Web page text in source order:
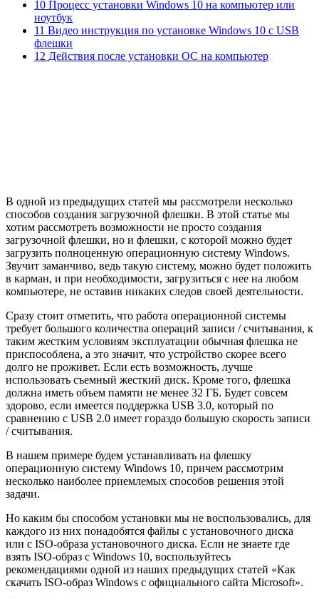
10 Процесс установки Windows 10 на компьютер или
ноутбук
11 Видео инструкция по установке Windows 10 с USB
флешки
12 Действия после установки ОС на компьютер
В одной из предыдущих статей мы рассмотрели несколько
способов создания загрузочной флешки. В этой статье мы
хотим рассмотреть возможности не просто создания
загрузочной флешки, но и флешки, с которой можно будет
загрузить полноценную операционную систему Windows.
Звучит заманчиво, ведь такую систему, можно будет положить
в карман, и при необходимости, загрузиться с нее на любом
компьютере, не оставив никаких следов своей деятельности.
Сразу стоит отметить, что работа операционной системы
требует большого количества операций записи / считывания, к
таким жестким условиям эксплуатации обычная флешка не
приспособлена, а это значит, что устройство скорее всего
долго не проживет. Если есть возможность, лучше
использовать съемный жесткий диск. Кроме того, флешка
должна иметь объем памяти не менее 32 ГБ. Будет совсем
здорово, если имеется поддержка USB 3.0, который по
сравнению с USB 2.0 имеет гораздо большую скорость записи
/ считывания.
В нашем примере будем устанавливать на флешку
операционную систему Windows 10, причем рассмотрим
несколько наиболее приемлемых способов решения этой
задачи.
Но каким бы способом установки мы не воспользовались, для
каждого из них понадобятся файлы с установочного диска
или с ISO-образа установочного диска. Если не знаете где
взять ISO-образ с Windows 10, воспользуйтесь
рекомендациями одной из наших предыдущих статей «Как
скачать ISO-образ Windows с официального сайта Microsoft».